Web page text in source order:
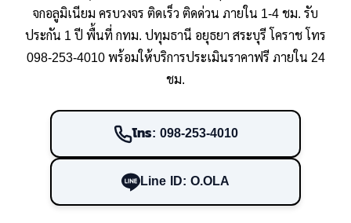
จกอลูมิเนียม ครบวงจร ติดเร็ว ติดด่วน ภายใน 1-4 ชม. รับ
ประกัน 1 ปี พื้นที่ กทม. ปทุมธานี อยุธยา สระบุรี โคราช โทร
098-253-4010 พร้อมให้บริการประเมินราคาฟรี ภายใน 24
ชม.
โทร: 098-253-4010
Line ID: O.OLA